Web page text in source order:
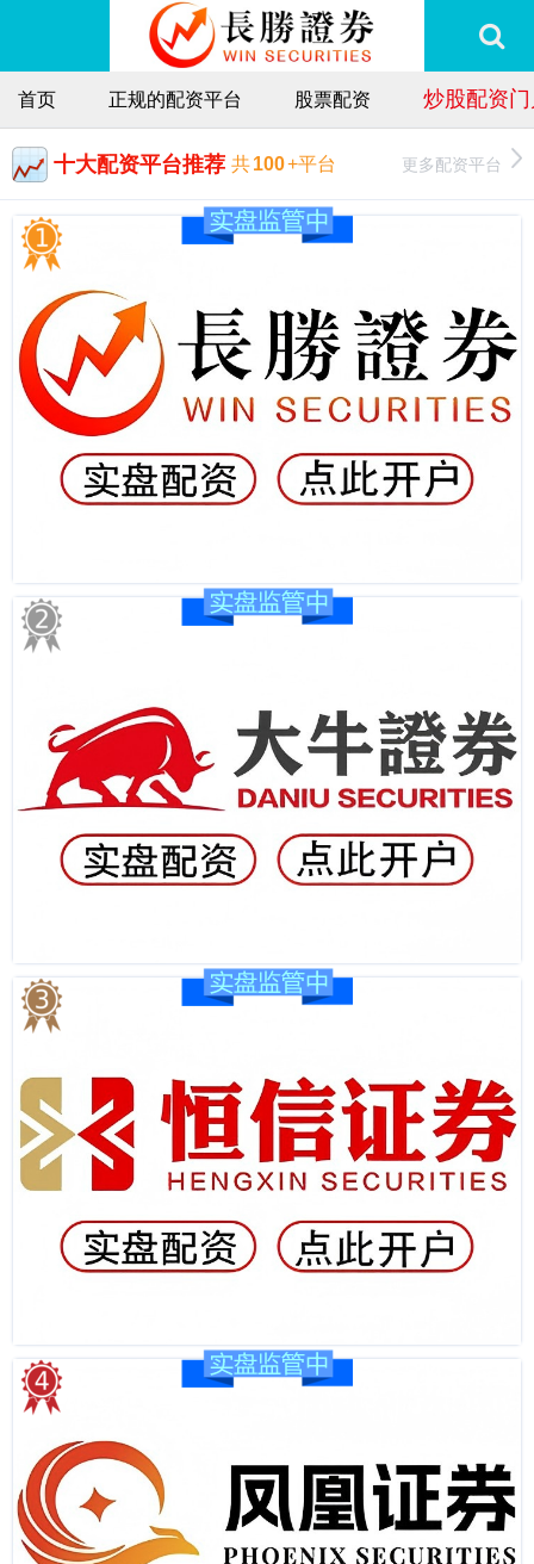
首页 正规的配资平台 股票配资 炒股配资
十大配资平台推荐 共100+平台 更多配资平台